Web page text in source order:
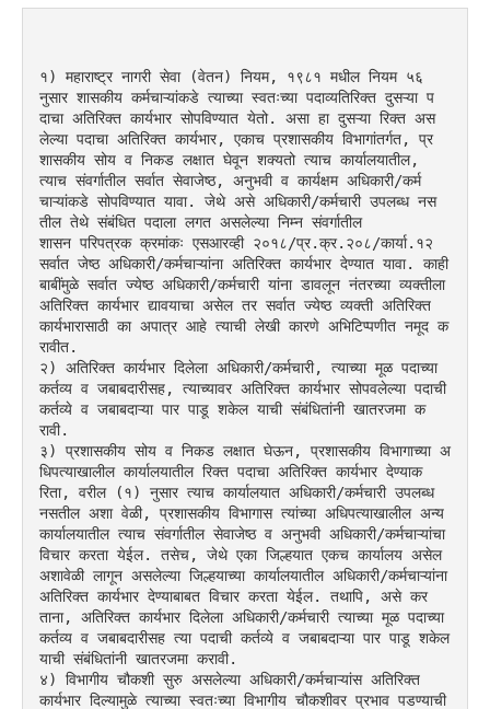
१) महाराष्ट्र नागरी सेवा (वेतन) नियम, १९८१ मधील नियम ५६
नुसार शासकीय कर्मचाऱ्यांकडे त्याच्या स्वतःच्या पदाव्यतिरिक्त दुसऱ्या प
दाचा अतिरिक्त कार्यभार सोपविण्यात येतो. असा हा दुसऱ्या रिक्त अस
लेल्या पदाचा अतिरिक्त कार्यभार, एकाच प्रशासकीय विभागांतर्गत, प्र
शासकीय सोय व निकड लक्षात घेवून शक्यतो त्याच कार्यालयातील,
त्याच संवर्गातील सर्वात सेवाजेष्ठ, अनुभवी व कार्यक्षम अधिकारी/कर्म
चाऱ्यांकडे सोपविण्यात यावा. जेथे असे अधिकारी/कर्मचारी उपलब्ध नस
तील तेथे संबंधित पदाला लगत असलेल्या निम्न संवर्गातील
शासन परिपत्रक क्रमांकः एसआरव्ही २०१८/प्र.क्र.२०८/कार्या.१२
सर्वात जेष्ठ अधिकारी/कर्मचाऱ्यांना अतिरिक्त कार्यभार देण्यात यावा. काही
बाबींमुळे सर्वात ज्येष्ठ अधिकारी/कर्मचारी यांना डावलून नंतरच्या व्यक्तीला
अतिरिक्त कार्यभार द्यावयाचा असेल तर सर्वात ज्येष्ठ व्यक्ती अतिरिक्त
कार्यभारासाठी का अपात्र आहे त्याची लेखी कारणे अभिटिप्पणीत नमूद क
रावीत.
२) अतिरिक्त कार्यभार दिलेला अधिकारी/कर्मचारी, त्याच्या मूळ पदाच्या
कर्तव्य व जबाबदारीसह, त्याच्यावर अतिरिक्त कार्यभार सोपवलेल्या पदाची
कर्तव्ये व जबाबदाऱ्या पार पाडू शकेल याची संबंधितांनी खातरजमा क
रावी.
३) प्रशासकीय सोय व निकड लक्षात घेऊन, प्रशासकीय विभागाच्या अ
धिपत्याखालील कार्यालयातील रिक्त पदाचा अतिरिक्त कार्यभार देण्याक
रिता, वरील (१) नुसार त्याच कार्यालयात अधिकारी/कर्मचारी उपलब्ध
नसतील अशा वेळी, प्रशासकीय विभागास त्यांच्या अधिपत्याखालील अन्य
कार्यालयातील त्याच संवर्गातील सेवाजेष्ठ व अनुभवी अधिकारी/कर्मचाऱ्यांचा
विचार करता येईल. तसेच, जेथे एका जिल्हयात एकच कार्यालय असेल
अशावेळी लागून असलेल्या जिल्हयाच्या कार्यालयातील अधिकारी/कर्मचाऱ्यांना
अतिरिक्त कार्यभार देण्याबाबत विचार करता येईल. तथापि, असे कर
ताना, अतिरिक्त कार्यभार दिलेला अधिकारी/कर्मचारी त्याच्या मूळ पदाच्या
कर्तव्य व जबाबदारीसह त्या पदाची कर्तव्ये व जबाबदाऱ्या पार पाडू शकेल
याची संबंधितांनी खातरजमा करावी.
४) विभागीय चौकशी सुरु असलेल्या अधिकारी/कर्मचाऱ्यांस अतिरिक्त
कार्यभार दिल्यामुळे त्याच्या स्वतःच्या विभागीय चौकशीवर प्रभाव पडण्याची